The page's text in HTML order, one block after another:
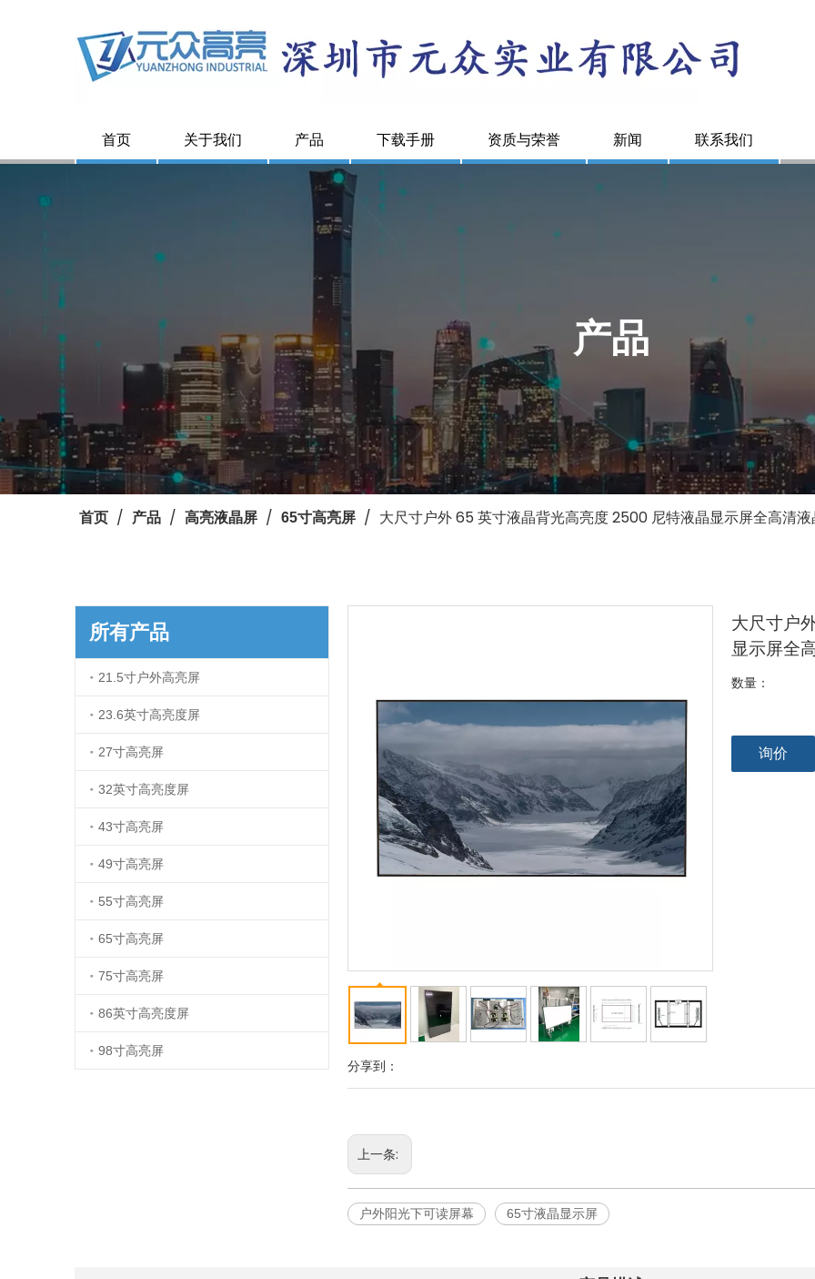
首页 关于我们 产品 下载手册 资质与荣誉 新闻 联系我们
产品
首页 / 产品 / 高亮液晶屏 / 65寸高亮屏 / 大尺寸户外 65 英寸液晶背光高亮度 2500 尼特液晶显示屏全高清
所有产品
21.5寸户外高亮屏
23.6英寸高亮度屏
27寸高亮屏
32英寸高亮度屏
43寸高亮屏
49寸高亮屏
55寸高亮屏
65寸高亮屏
75寸高亮屏
86英寸高亮度屏
98寸高亮屏
分享到：
大尺寸户
显示屏全
数量：
询价
上一条:
户外阳光下可读屏幕 65寸液晶显示屏